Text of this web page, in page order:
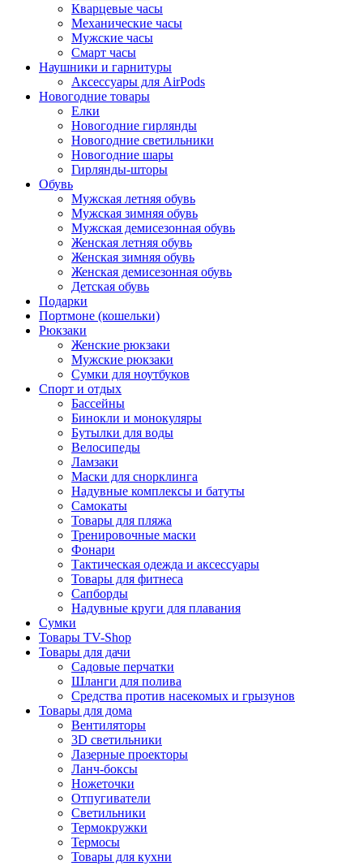
Кварцевые часы
Механические часы
Мужские часы
Смарт часы
Наушники и гарнитуры
Аксессуары для AirPods
Новогодние товары
Елки
Новогодние гирлянды
Новогодние светильники
Новогодние шары
Гирлянды-шторы
Обувь
Мужская летняя обувь
Мужская зимняя обувь
Мужская демисезонная обувь
Женская летняя обувь
Женская зимняя обувь
Женская демисезонная обувь
Детская обувь
Подарки
Портмоне (кошельки)
Рюкзаки
Женские рюкзаки
Мужские рюкзаки
Сумки для ноутбуков
Спорт и отдых
Бассейны
Бинокли и монокуляры
Бутылки для воды
Велосипеды
Ламзаки
Маски для снорклинга
Надувные комплексы и батуты
Самокаты
Товары для пляжа
Тренировочные маски
Фонари
Тактическая одежда и аксессуары
Товары для фитнеса
Сапборды
Надувные круги для плавания
Сумки
Товары TV-Shop
Товары для дачи
Садовые перчатки
Шланги для полива
Средства против насекомых и грызунов
Товары для дома
Вентиляторы
3D светильники
Лазерные проекторы
Ланч-боксы
Ножеточки
Отпугиватели
Светильники
Термокружки
Термосы
Товары для кухни